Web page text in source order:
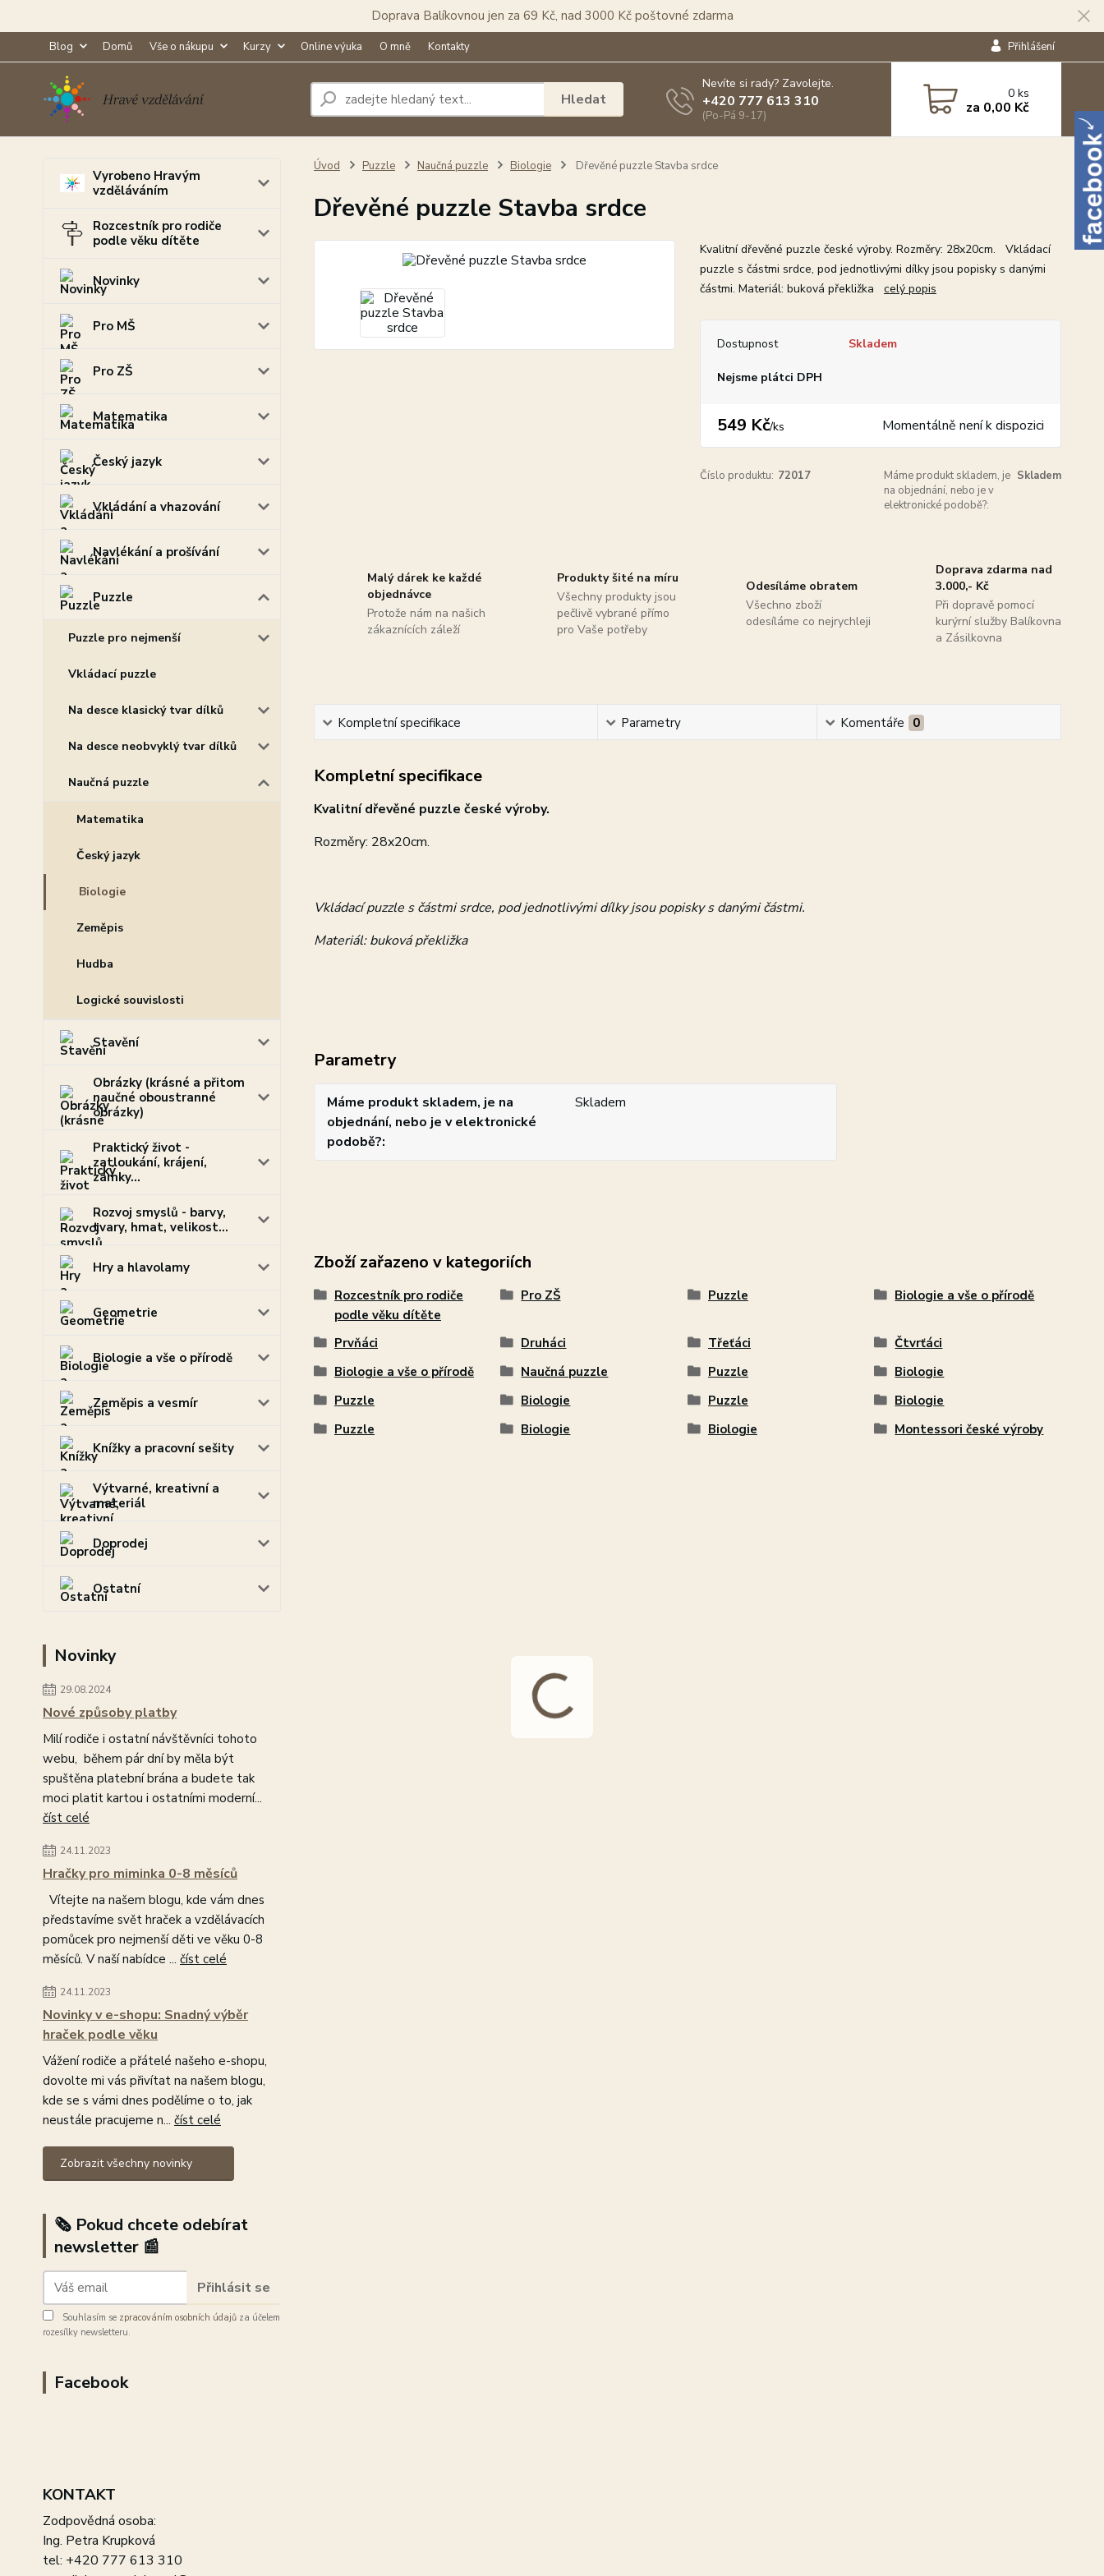
Doprava Balíkovnou jen za 69 Kč, nad 3000 Kč poštovné zdarma
Blog Domů Vše o nákupu Kurzy Online výuka O mně Kontakty Přihlášení
Hledat
Nevíte si rady? Zavolejte.
+420 777 613 310
(Po-Pá 9-17)
0ks
za 0,00 Kč
Vyrobeno Hravým
vzděláváním
Rozcestník pro rodiče
podle věku dítěte
Novinky
Pro MŠ
Pro ZŠ
Matematika
Český jazyk
Vkládání a vhazování
Navlékání a prošívání
Puzzle
Puzzle pro nejmenší
Vkládací puzzle
Na desce klasický tvar dílků
Na desce neobvyklý tvar dílků
Naučná puzzle
Matematika
Český jazyk
Biologie
Zeměpis
Hudba
Logické souvislosti
Stavění
Obrázky (krásné a přitom
naučné oboustranné
obrázky)
Praktický život -
zatloukání, krájení,
zámky...
Rozvoj smyslů - barvy,
tvary, hmat, velikost...
Hry a hlavolamy
Geometrie
Biologie a vše o přírodě
Zeměpis a vesmír
Knížky a pracovní sešity
Výtvarné, kreativní a
materiál
Doprodej
Ostatní
Novinky
29.08.2024
Nové způsoby platby
Milí rodiče i ostatní návštěvníci tohoto
webu, během pár dní by měla být
spuštěna platební brána a budete tak
moci platit kartou i ostatními moderní...
číst celé
24.11.2023
Hračky pro miminka 0-8 měsíců
Vítejte na našem blogu, kde vám dnes
představíme svět hraček a vzdělávacích
pomůcek pro nejmenší děti ve věku 0-8
měsíců. V naší nabídce ... číst celé
24.11.2023
Novinky v e-shopu: Snadný výběr
hraček podle věku
Vážení rodiče a přátelé našeho e-shopu,
dovolte mi vás přivítat na našem blogu,
kde se s vámi dnes podělíme o to, jak
neustále pracujeme n... číst celé
Zobrazit všechny novinky
🗞️ Pokud chcete odebírat
newsletter 📰
Přihlásit se
Souhlasím se zpracováním osobních údajů za účelem
rozesílky newsletteru.
Facebook
KONTAKT
Zodpovědná osoba:
Ing. Petra Krupková
tel: +420 777 613 310
Úvod Puzzle Naučná puzzle Biologie Dřevěné puzzle Stavba srdce
Dřevěné puzzle Stavba srdce
Kvalitní dřevěné puzzle české výroby. Rozměry: 28x20cm. Vkládací
puzzle s částmi srdce, pod jednotlivými dílky jsou popisky s danými
částmi. Materiál: buková překližka celý popis
Dostupnost Skladem
Nejsme plátci DPH
549 Kč/ks Momentálně není k dispozici
Číslo produktu: 72017
Máme produkt skladem, je
na objednání, nebo je v
elektronické podobě?:
Skladem
Malý dárek ke každé
objednávce
Protože nám na našich
zákaznících záleží
Produkty šité na míru
Všechny produkty jsou
pečlivě vybrané přímo
pro Vaše potřeby
Odesíláme obratem
Všechno zboží
odesíláme co nejrychleji
Doprava zdarma nad
3.000,- Kč
Při dopravě pomocí
kurýrní služby Balíkovna
a Zásilkovna
Kompletní specifikace Parametry Komentáře 0
Kompletní specifikace
Kvalitní dřevěné puzzle české výroby.
Rozměry: 28x20cm.
Vkládací puzzle s částmi srdce, pod jednotlivými dílky jsou popisky s danými částmi.
Materiál: buková překližka
Parametry
Máme produkt skladem, je na
objednání, nebo je v elektronické
podobě?
Skladem
Zboží zařazeno v kategoriích
Rozcestník pro rodiče
podle věku dítěte
Pro ZŠ Puzzle Biologie a vše o přírodě
Prvňáci Druháci Třeťáci
Čtvrťáci
Biologie a vše o přírodě
Naučná puzzle Puzzle
Biologie
Puzzle
Biologie Puzzle
Biologie
Puzzle
Biologie Biologie Montessori české výroby